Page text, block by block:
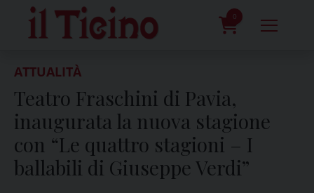
content
0
ATTUALITÀ
Teatro Fraschini di Pavia,
inaugurata la nuova stagione
con “Le quattro stagioni – I
ballabili di Giuseppe Verdi”